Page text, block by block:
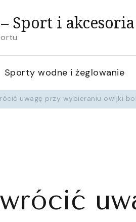
Sport i
Sporty wodne i żeglowanie
uwagę przy wybieraniu owijki